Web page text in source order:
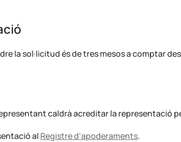
la sol·licitud és de tres mesos a comptar
caldrà acreditar la representació
al Registre d'apoderaments.